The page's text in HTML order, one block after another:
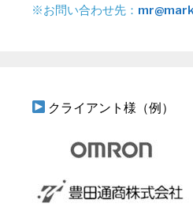
※お問い合わせ先：
クライアント様（例）